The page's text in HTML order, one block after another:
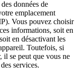
données de
emplacement
Vous pouvez choisir
informations, soit en
en désactivant les
Toutefois, si
il se peut que vous ne
services.